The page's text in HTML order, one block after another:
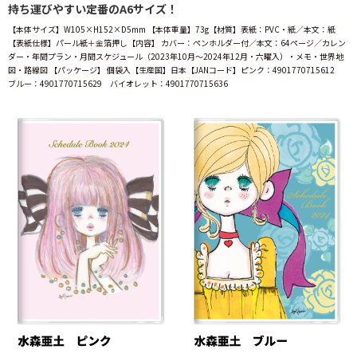
持ち運びやすい定番のA6サイズ！
【本体サイズ】W105×H152×D5mm 【本体重量】73g【材質】表紙：PVC・紙／本文：紙
【表紙仕様】パール紙＋金箔押し【内容】 カバー：ペンホルダー付／本文：64ページ／カレン
ダー・年間プラン・月間スケジュール（2023年10月～2024年12月・六曜入）・メモ・世界地
図・路線図 【パッケージ】 個袋入【生産国】日本【JANコード】ピンク：4901770715612
ブルー：4901770715629 バイオレット：4901770715636